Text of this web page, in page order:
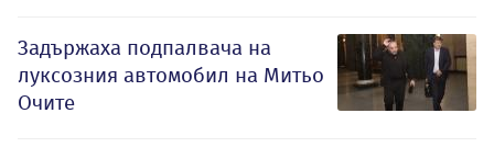
Задържаха подпалвача на
луксозния автомобил на Митьо
Очите